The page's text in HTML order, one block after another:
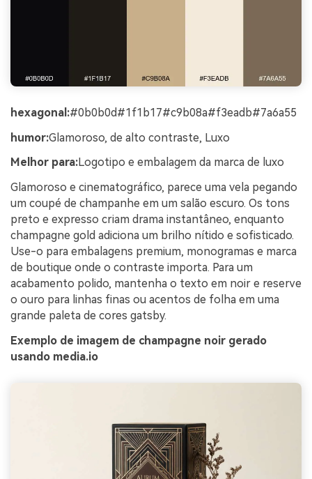
hexagonal:#0b0b0d#1f1b17#c9b08a#f3eadb#7a6a55
humor:Glamoroso, de alto contraste, Luxo
Melhor para:Logotipo e embalagem da marca de luxo
Glamoroso e cinematográfico, parece uma vela pegando
um coupé de champanhe em um salão escuro. Os tons
preto e expresso criam drama instantâneo, enquanto
champagne gold adiciona um brilho nítido e sofisticado.
Use-o para embalagens premium, monogramas e marca
de boutique onde o contraste importa. Para um
acabamento polido, mantenha o texto em noir e reserve
o ouro para linhas finas ou acentos de folha em uma
grande paleta de cores gatsby.
Exemplo de imagem de champagne noir gerado
usando media.io